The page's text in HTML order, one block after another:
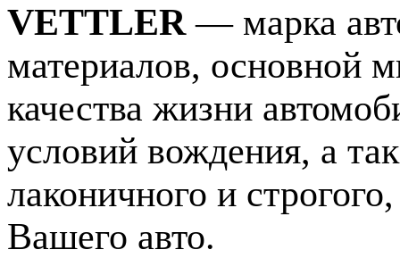
VETTLER— марка
материалов, основной
качества жизни
условий вождения, а
лаконичного и
Вашего авто.